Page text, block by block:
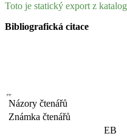
Toto je statický export z
Bibliografická citace
Názory čtenářů
Známka čtenářů
EB